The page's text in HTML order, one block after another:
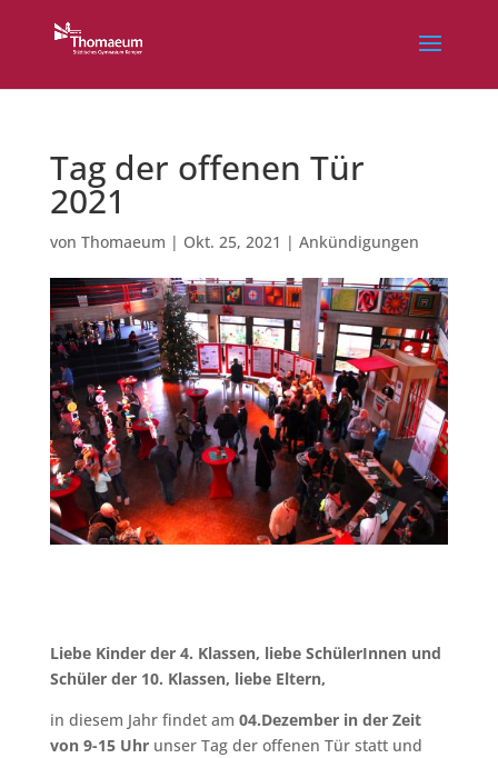
Tag der offenen Tür
2021
von Thomaeum | Okt. 25, 2021 | Ankündigungen
Liebe Kinder der 4. Klassen, liebe SchülerInnen und
Schüler der 10. Klassen, liebe Eltern,
in diesem Jahr findet am 04.Dezember in der Zeit
von 9-15 Uhrunser Tag der offenen Tür statt und